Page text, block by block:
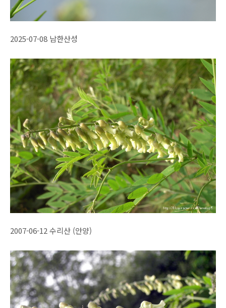
2025-07-08 남한산성
2007-06-12 수리산 (안양)